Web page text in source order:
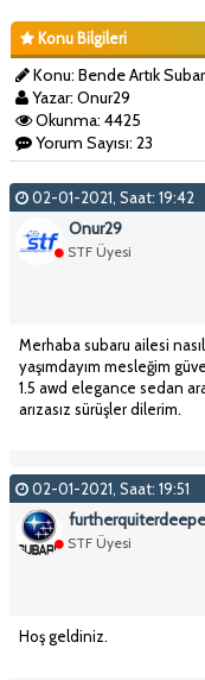
Konu Bilgileri
Konu: Bende Artık
Yazar: Onur29
Okunma: 4425
Yorum Sayısı: 23
02-01-2021, Saat: 19:42
Onur29
STF Üyesi
Merhaba subaru ailesi
yaşımdayım mesleğim
1.5 awd elegance sedan
arızasız sürüşler dilerim.
02-01-2021, Saat: 19:51
STF Üyesi
Hoş geldiniz.